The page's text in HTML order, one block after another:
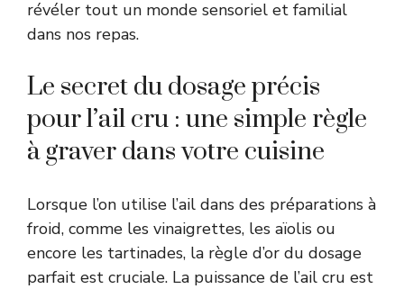
révéler tout un monde sensoriel et familial
dans nos repas.
Le secret du dosage précis
pour l’ail cru : une simple règle
à graver dans votre cuisine
Lorsque l’on utilise l’ail dans des préparations à
froid, comme les vinaigrettes, les aïolis ou
encore les tartinades, la règle d’or du dosage
parfait est cruciale. La puissance de l’ail cru est